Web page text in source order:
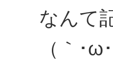
なんて
（｀･ω･